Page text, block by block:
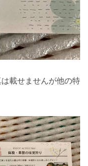
載せませんが他の特